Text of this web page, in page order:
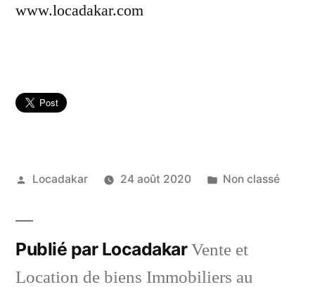
www.locadakar.com
Publié
Locadakar 24 août 2020
Publié
Non classé
Publié par LocadakarVente et
Location de biens Immobiliers au